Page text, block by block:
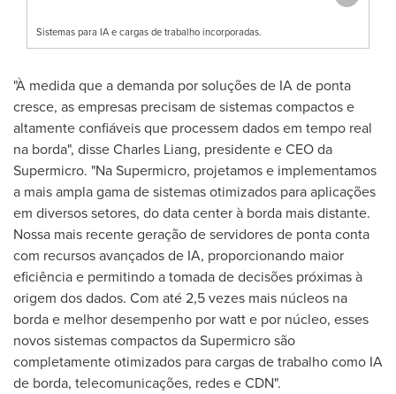
Sistemas para IA e cargas de trabalho incorporadas.
"À medida que a demanda por soluções de IA de ponta
cresce, as empresas precisam de sistemas compactos e
altamente confiáveis que processem dados em tempo real
na borda", disseCharles Liang, presidente e CEO da
Supermicro. "Na Supermicro, projetamos e implementamos
a mais ampla gama de sistemas otimizados para aplicações
em diversos setores, do data center à borda mais distante.
Nossa mais recente geração de servidores de ponta conta
com recursos avançados de IA, proporcionando maior
eficiência e permitindo a tomada de decisões próximas à
origem dos dados. Com até 2,5 vezes mais núcleos na
borda e melhor desempenho por watt e por núcleo, esses
novos sistemas compactos da Supermicro são
completamente otimizados para cargas de trabalho como IA
de borda, telecomunicações, redes e CDN".